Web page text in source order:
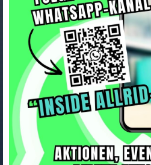
Fox Shock Fox Float X
185x55mm Fuel EX